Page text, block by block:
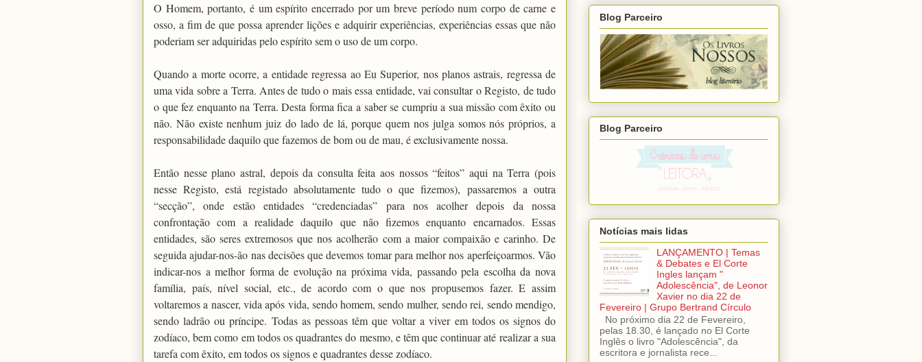
O Homem, portanto, é um espírito encerrado por um breve período num corpo de carne e
osso, a fim de que possa aprender lições e adquirir experiências, experiências essas que não
poderiam ser adquiridas pelo espírito sem o uso de um corpo.
Quando a morte ocorre, a entidade regressa ao Eu Superior, nos planos astrais, regressa de
uma vida sobre a Terra. Antes de tudo o mais essa entidade, vai consultar o Registo, de tudo
o que fez enquanto na Terra. Desta forma fica a saber se cumpriu a sua missão com êxito ou
não. Não existe nenhum juiz do lado de lá, porque quem nos julga somos nós próprios, a
responsabilidade daquilo que fazemos de bom ou de mau, é exclusivamente nossa.
Então nesse plano astral, depois da consulta feita aos nossos “feitos” aqui na Terra (pois
nesse Registo, está registado absolutamente tudo o que fizemos), passaremos a outra
“secção”, onde estão entidades “credenciadas” para nos acolher depois da nossa
confrontação com a realidade daquilo que não fizemos enquanto encarnados. Essas
entidades, são seres extremosos que nos acolherão com a maior compaixão e carinho. De
seguida ajudar-nos-ão nas decisões que devemos tomar para melhor nos aperfeiçoarmos. Vão
indicar-nos a melhor forma de evolução na próxima vida, passando pela escolha da nova
família, país, nível social, etc., de acordo com o que nos propusemos fazer. E assim
voltaremos a nascer, vida após vida, sendo homem, sendo mulher, sendo rei, sendo mendigo,
sendo ladrão ou príncipe. Todas as pessoas têm que voltar a viver em todos os signos do
zodíaco, bem como em todos os quadrantes do mesmo, e têm que continuar até realizar a sua
tarefa com êxito, em todos os signos e quadrantes desse zodíaco.
Blog Parceiro
Blog Parceiro
Notícias mais lidas
LANÇAMENTO | Temas
& Debates e El Corte
Ingles lançam "
Adolescência", de Leonor
Xavier no dia 22 de
Fevereiro | Grupo Bertrand Círculo
No próximo dia 22 de Fevereiro,
pelas 18.30, é lançado no El Corte
Inglês o livro "Adolescência", da
escritora e jornalista rece...